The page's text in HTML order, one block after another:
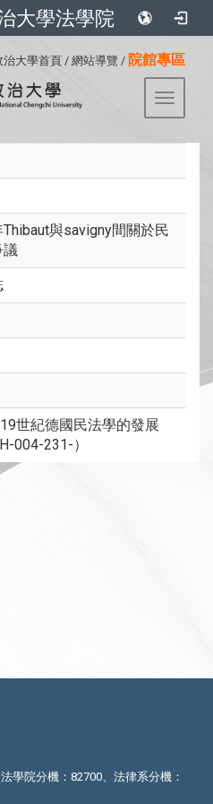
大學法學院
治大學首頁 / 網站導覽 / 院館專區
Toggle
與savigny間關於民
議
世紀德國民法學的發展
004-231-）
學院分機：82700、法律系分機：